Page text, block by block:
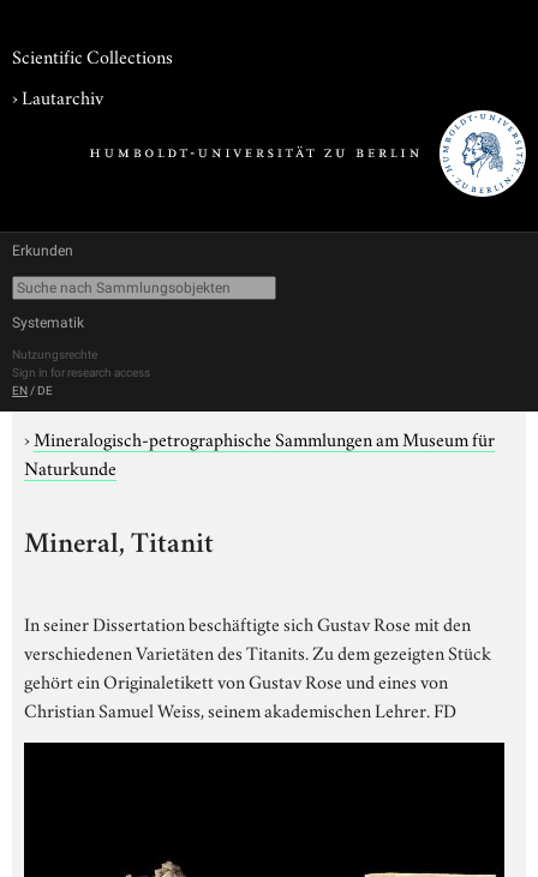
Scientific Collections
›Lautarchiv
Erkunden
Systematik
Nutzungsrechte
Sign in for research access
EN / DE
›Mineralogisch-petrographische Sammlungen am Museum für
Naturkunde
Mineral, Titanit
In seiner Dissertation beschäftigte sich Gustav Rose mit den
verschiedenen Varietäten des Titanits. Zu dem gezeigten Stück
gehört ein Originaletikett von Gustav Rose und eines von
Christian Samuel Weiss, seinem akademischen Lehrer. FD